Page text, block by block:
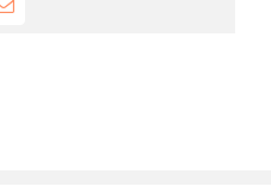
Email